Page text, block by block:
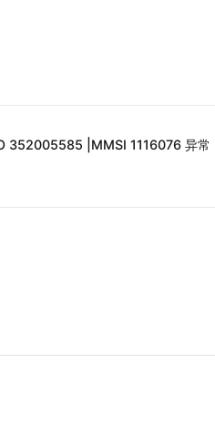
352005585 |MMSI 1116076 异常